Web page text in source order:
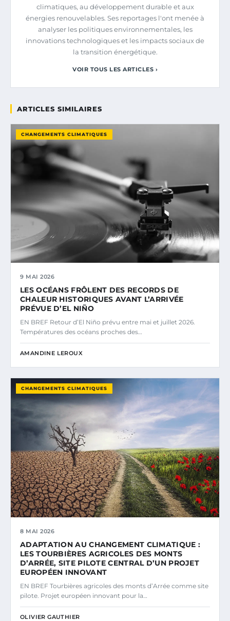
climatiques, au développement durable et aux
énergies renouvelables. Ses reportages l'ont menée à
analyser les politiques environnementales, les
innovations technologiques et les impacts sociaux de
la transition énergétique.
VOIR TOUS LES ARTICLES ›
ARTICLES SIMILAIRES
CHANGEMENTS CLIMATIQUES
9 MAI 2026
LES OCÉANS FRÔLENT DES RECORDS DE
CHALEUR HISTORIQUES AVANT L’ARRIVÉE
PRÉVUE D’EL NIÑO
EN BREF Retour d’El Niño prévu entre mai et juillet 2026.
Températures des océans proches des…
AMANDINE LEROUX
CHANGEMENTS CLIMATIQUES
8 MAI 2026
ADAPTATION AU CHANGEMENT CLIMATIQUE :
LES TOURBIÈRES AGRICOLES DES MONTS
D’ARRÉE, SITE PILOTE CENTRAL D’UN PROJET
EUROPÉEN INNOVANT
EN BREF Tourbières agricoles des monts d’Arrée comme site
pilote. Projet européen innovant pour la…
OLIVIER GAUTHIER